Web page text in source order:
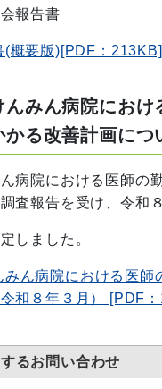
報告書
(概要版)[PDF：213KB]
みん病院におけ
かる改善計画につ
院における医師の勤
査報告を受け、令和
しました。
みん病院における医師
和８年３月） [PDF
るお問い合わせ